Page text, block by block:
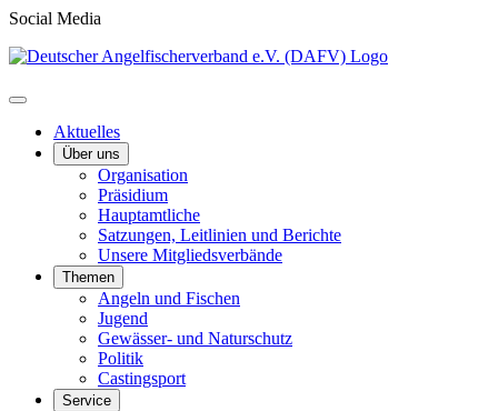
Social Media
Aktuelles
Über uns
Organisation
Präsidium
Hauptamtliche
Satzungen, Leitlinien und Berichte
Unsere Mitgliedsverbände
Themen
Angeln und Fischen
Jugend
Gewässer- und Naturschutz
Politik
Castingsport
Service